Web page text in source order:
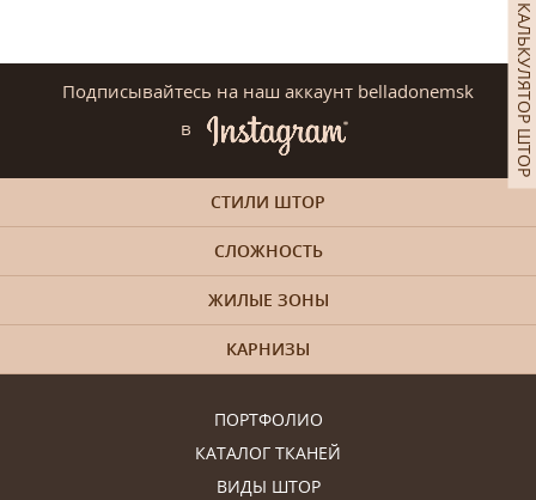
КАЛЬКУЛЯТОР ШТОР
Подписывайтесь на наш аккаунт belladonemsk
в
ПОРТФОЛИО
КАТАЛОГ ТКАНЕЙ
ВИДЫ ШТОР
СТИЛИ ШТОР
СЛОЖНОСТЬ
ЖИЛЫЕ ЗОНЫ
КАРНИЗЫ